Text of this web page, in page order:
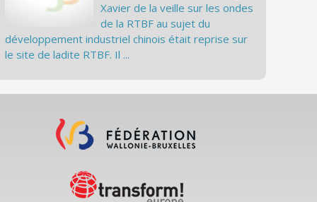
Xavier de la veille sur les ondes
de la RTBF au sujet du
développement industriel chinois était reprise sur
le site de ladite RTBF. Il ...